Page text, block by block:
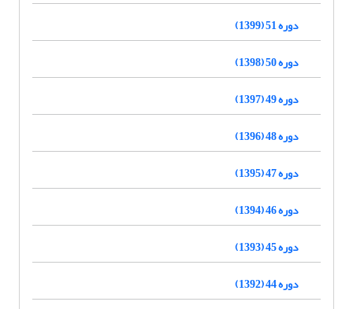
دوره 51 (1399)
دوره 50 (1398)
دوره 49 (1397)
دوره 48 (1396)
دوره 47 (1395)
دوره 46 (1394)
دوره 45 (1393)
دوره 44 (1392)